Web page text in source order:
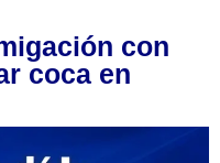
con
coca en